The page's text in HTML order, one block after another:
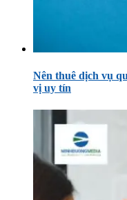
Nên thuê dịch vụ
vị uy tín